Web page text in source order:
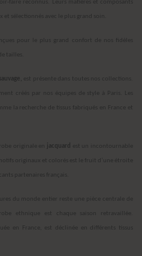
faire reconnus. Leurs matières et composants
et sélectionnés avec le plus grand soin.
pour le plus grand confort de nos fidèles
tailles.
est présente dans toutes nos collections.
créés par nos équipes de style à Paris. Les
la recherche de tissus fabriqués en France et
originale en jacquard est un incontournable
originaux et colorés est le fruit d’une étroite
partenaires français.
du monde entier reste une pièce centrale de
ethnique est chaque saison retravaillée.
en France, est déclinée en différents tissus